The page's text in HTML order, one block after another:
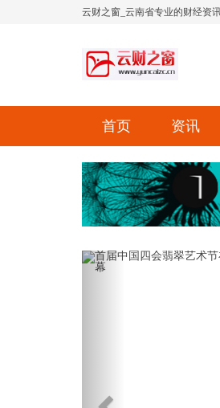
云财之窗_云南省专业的财经资
首页 资讯
Previous